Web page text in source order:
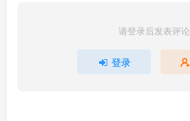
请登录后发表评论
登录